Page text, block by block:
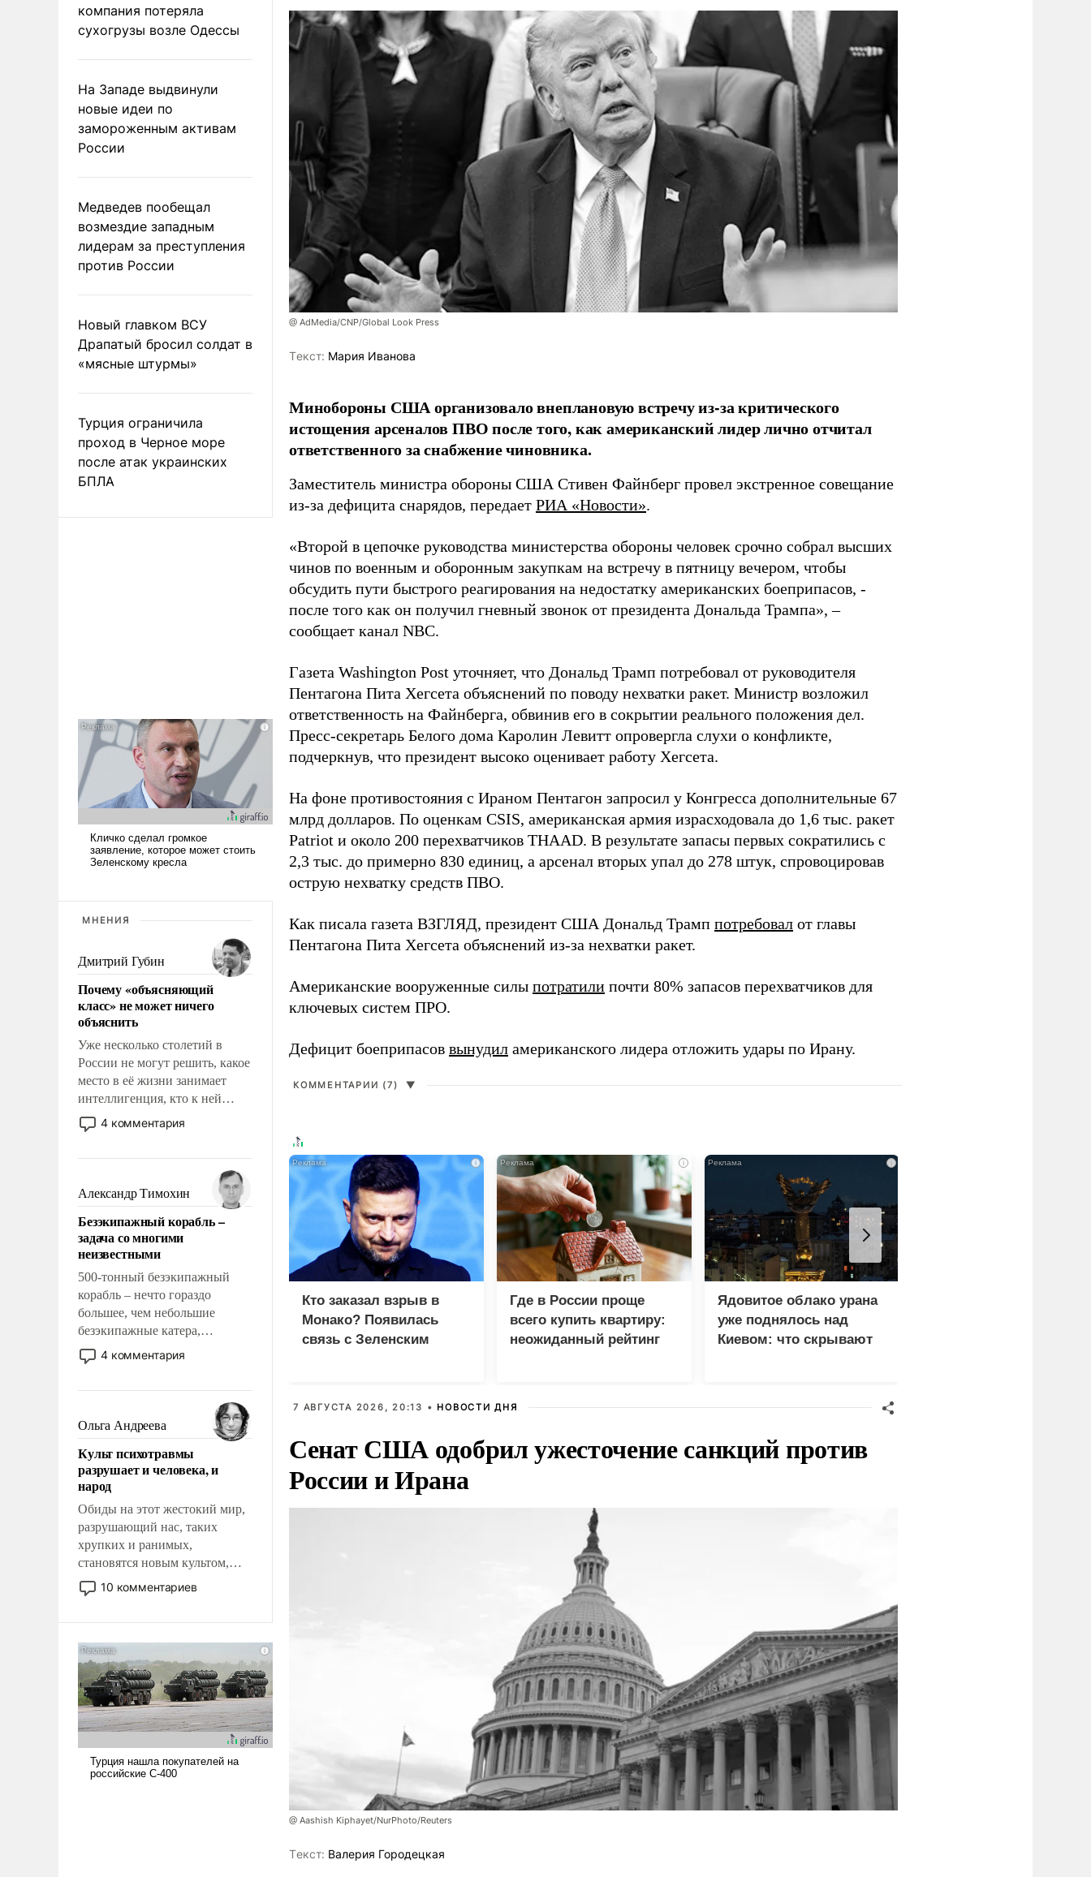
компания потеряла
сухогрузы возле Одессы
На Западе выдвинули
новые идеи по
замороженным активам
России
Медведев пообещал
возмездие западным
лидерам за преступления
против России
Новый главком ВСУ
Драпатый бросил солдат в
«мясные штурмы»
Турция ограничила
проход в Черное море
после атак украинских
БПЛА
МНЕНИЯ
Дмитрий Губин
Почему «объясняющий
класс» не может ничего
объяснить
Уже несколько столетий в
России не могут решить, какое
место в её жизни занимает
интеллигенция, кто к ней
принадлежит, а кого из неё
исключили с правом
чем она отличается от просто
образованных людей. Иногда
казалось, что эти вопросы
решены раз и навсегда, но –
нет, не решены.
4 комментария
Александр Тимохин
Безэкипажный корабль –
задача со многими
неизвестными
500-тонный безэкипажный
корабль – нечто гораздо
большее, чем небольшие
безэкипажные катера,
применение которых уже
стало обыденностью. Задача по
сложна и амбициозна. Однако
и ее реализация радикально
поднимет наши боевые
возможности.
4 комментария
Ольга Андреева
Культ психотравмы
разрушает и человека, и
народ
Обиды на этот жестокий мир,
разрушающий нас, таких
хрупких и ранимых,
становятся новым культом,
постепенно вытесняя и
отменяя традиционное
ударами судьбы, брать на себя
ответственность, помогать
слабым, идти вперед и
адаптироваться.
10 комментариев
@ AdMedia/CNP/Global Look Press
Tекст: Мария Иванова
Минобороны США организовало внеплановую встречу из-за критического
истощения арсеналов ПВО после того, как американский лидер лично отчитал
ответственного за снабжение чиновника.
Заместитель министра обороны США Стивен Файнберг провел экстренное совещание
из-за дефицита снарядов, передает РИА «Новости».
«Второй в цепочке руководства министерства обороны человек срочно собрал высших
чинов по военным и оборонным закупкам на встречу в пятницу вечером, чтобы
обсудить пути быстрого реагирования на недостатку американских боеприпасов, -
после того как он получил гневный звонок от президента Дональда Трампа», –
сообщает канал NBC.
Газета Washington Post уточняет, что Дональд Трамп потребовал от руководителя
Пентагона Пита Хегсета объяснений по поводу нехватки ракет. Министр возложил
ответственность на Файнберга, обвинив его в сокрытии реального положения дел.
Пресс-секретарь Белого дома Каролин Левитт опровергла слухи о конфликте,
подчеркнув, что президент высоко оценивает работу Хегсета.
На фоне противостояния с Ираном Пентагон запросил у Конгресса дополнительные 67
млрд долларов. По оценкам CSIS, американская армия израсходовала до 1,6 тыс. ракет
Patriot и около 200 перехватчиков THAAD. В результате запасы первых сократились с
2,3 тыс. до примерно 830 единиц, а арсенал вторых упал до 278 штук, спровоцировав
острую нехватку средств ПВО.
Как писала газета ВЗГЛЯД, президент США Дональд Трамп потребовал от главы
Пентагона Пита Хегсета объяснений из-за нехватки ракет.
Американские вооруженные силы потратили почти 80% запасов перехватчиков для
ключевых систем ПРО.
Дефицит боеприпасов вынудил американского лидера отложить удары по Ирану.
КОММЕНТАРИИ (7) ▼
i
Кто заказал взрыв в
Монако? Появилась
связь с Зеленским
i
Где в России проще
всего купить квартиру:
неожиданный рейтинг
i
Ядовитое облако урана
уже поднялось над
Киевом: что скрывают
7 АВГУСТА 2026, 20:13 • НОВОСТИ ДНЯ
Сенат США одобрил ужесточение санкций против
России и Ирана
@ Aashish Kiphayet/NurPhoto/Reuters
Tекст: Валерия Городецкая